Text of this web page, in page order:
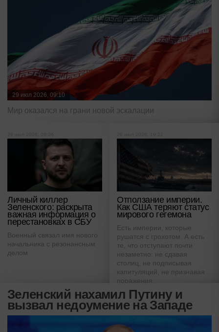
29 июл 2026, 09:10
Мир оказался на грани новой эскалации
Личный киллер
Зеленского: раскрыта
важная информация о
перестановках в СБУ
Военный связал имя нового
начальника с резонансным
делом
Отползание империи.
Как США теряют статус
мирового гегемона
Есть империи, которые
рушатся с грохотом. А есть
те, что отступают почти
незаметно: не сдавая
столиц, не подписывая
капитуляций, не признавая
поражения.
Зеленский нахамил Путину и
вызвал недоумение на Западе